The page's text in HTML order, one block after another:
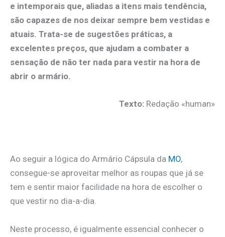
e intemporais que, aliadas a itens mais tendência,
são capazes de nos deixar sempre bem vestidas e
atuais. Trata-se de sugestões práticas, a
excelentes preços, que ajudam a combater a
sensação de não ter nada para vestir na hora de
abrir o armário.
Texto: Redação «human»
Ao seguir a lógica do Armário Cápsula da MO,
consegue-se aproveitar melhor as roupas que já se
tem e sentir maior facilidade na hora de escolher o
que vestir no dia-a-dia.
Neste processo, é igualmente essencial conhecer o